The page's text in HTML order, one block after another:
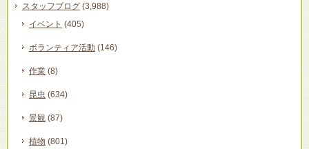
スタッフブログ (3,988)
イベント (405)
ボランティア活動 (146)
作業 (8)
昆虫 (634)
景観 (87)
植物 (801)